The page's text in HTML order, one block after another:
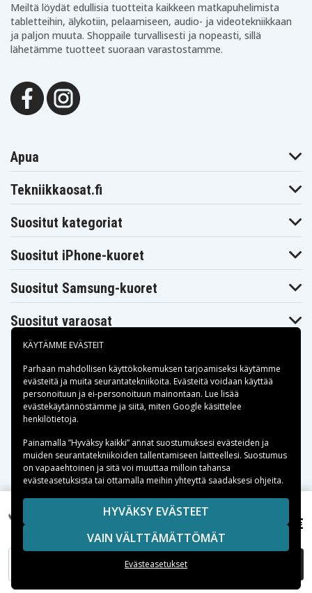
20,15 €
LISÄÄ OSTOSKORIIN
Meiltä löydät edullisia tuotteita kaikkeen matkapuhelimista
tabletteihin, älykotiin, pelaamiseen, audio- ja videotekniikkaan
ja paljon muuta. Shoppaile turvallisesti ja nopeasti, sillä
lähetämme tuotteet suoraan varastostamme.
Apua
Tekniikkaosat.fi
Suositut kategoriat
Suositut iPhone-kuoret
Suositut Samsung-kuoret
Suositut varaosat
Maksuvaihtoehdot
Toimitusvaihtoehdot
Copyright © 2026, Spares Nordic AB
SIVULLA MAINITUT TAVARAMERKIT OVAT OMISTAJIENSA
OMAISUUTTA.
KÄYTÄMME EVÄSTEIT
Parhaan mahdollisen käyttökokemuksen tarjoamiseksi käytämme
evästeitä ja muita seurantatekniikoita. Evästeitä voidaan käyttää
personoituun ja ei-personoituun mainontaan. Lue lisää
evästekäytännöstämme ja siitä, miten Google käsittelee
henkilötietoja.
Painamalla ”Hyväksy kaikki” annat suostumuksesi evästeiden ja
muiden seurantatekniikoiden tallentamiseen laitteellesi. Suostumus
on vapaaehtoinen ja sitä voi muuttaa milloin tahansa
evästeasetuksista tai ottamalla meihin yhteyttä saadaksesi ohjeita.
HYVÄKSY EVÄSTEET
VAIN VÄLTTÄMÄTTÖMÄT
Evästeasetukset